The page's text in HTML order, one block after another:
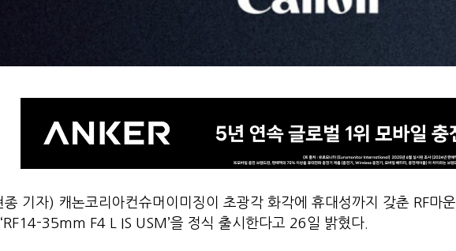
기자) 캐논코리아컨슈머이미징이 초광각 화각에 휴대성까지 갖춘 RF마운
35mm F4 L IS USM’을 정식 출시한다고 26일 밝혔다.